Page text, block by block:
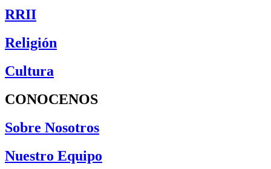
RRII
Religión
Cultura
CONOCENOS
Sobre Nosotros
Nuestro Equipo